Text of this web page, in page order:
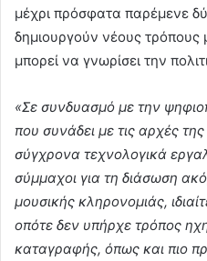
μέχρι πρόσφατα παρέμενε
δημιουργούν νέους τρόπους
μπορεί να γνωρίσει την
«Σε συνδυασμό με την
που συνάδει με τις αρχές
σύγχρονα τεχνολογικά
σύμμαχοι για τη διάσωση
μουσικής κληρονομιάς,
οπότε δεν υπήρχε τρόπος
καταγραφής, όπως και πιο